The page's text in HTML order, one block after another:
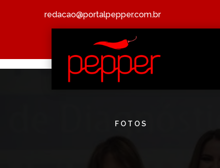
redacao@portalpepper.com.br
FOTOS